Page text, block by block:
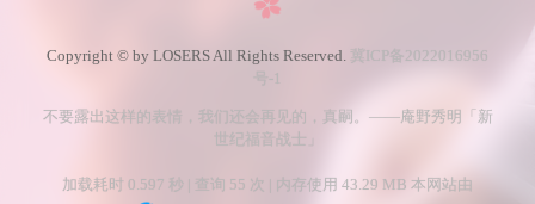
Copyright © by LOSERS All Rights Reserved. 冀ICP备2022016956
号-1
不要露出这样的表情，我们还会再见的，真嗣。——庵野秀明「新
世纪福音战士」
加载耗时 0.597 秒 | 查询 55 次 | 内存使用 43.29 MB 本网站由